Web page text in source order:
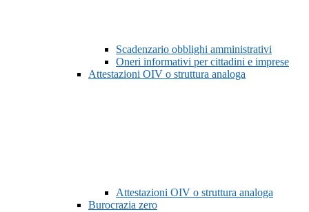
Scadenzario obblighi amministrativi
Oneri informativi per cittadini e imprese
Attestazioni OIV o struttura analoga
Attestazioni OIV o struttura analoga
Burocrazia zero